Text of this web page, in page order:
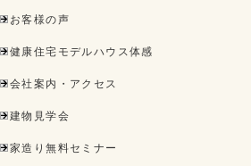
お客様の声
健康住宅モデルハウス体感
会社案内・アクセス
建物見学会
家造り無料セミナー